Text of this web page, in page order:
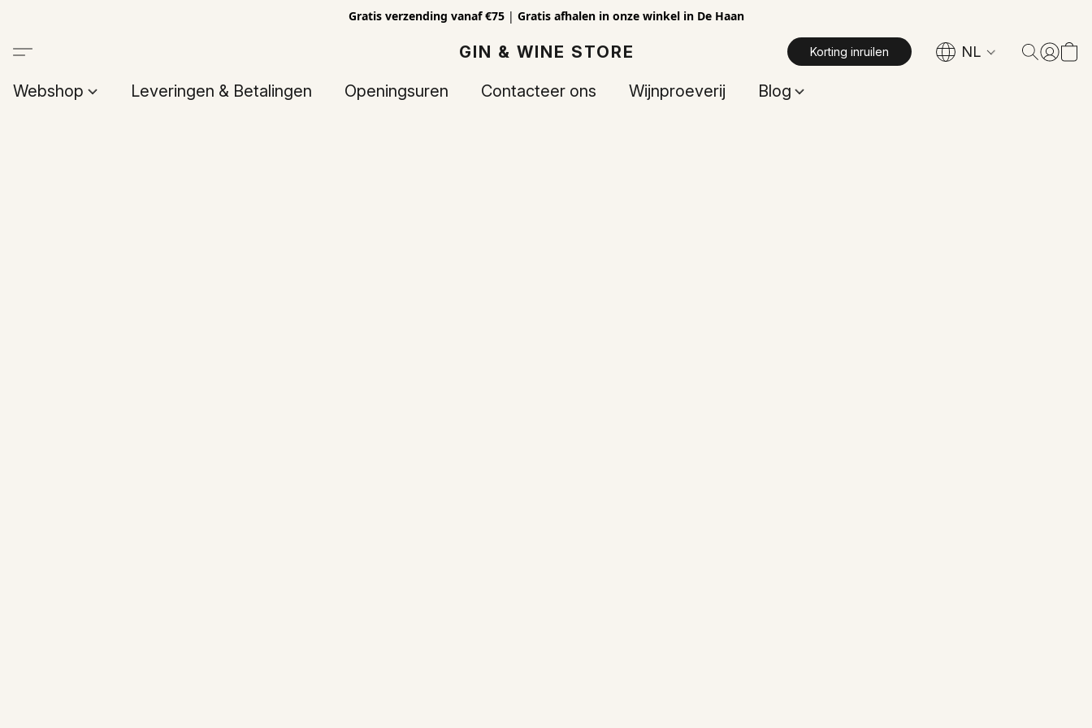
Gratis verzending vanaf €75| Gratis afhalen in onze winkel in De Haan
GIN & WINE STORE Korting inruilen NL
Webshop Leveringen & Betalingen Openingsuren Contacteer ons Wijnproeverij Blog